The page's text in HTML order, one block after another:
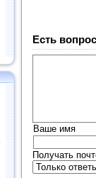
Есть
Ваше имя
Получать